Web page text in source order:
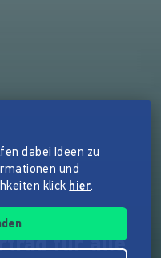
für alle
dabei Ideen zu
und
klick hier.